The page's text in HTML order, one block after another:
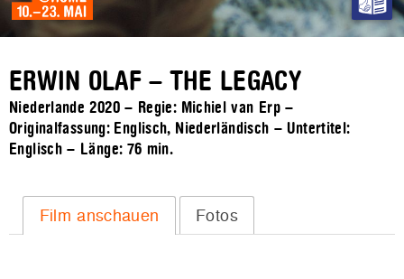
ERWIN OLAF – THE LEGACY
Niederlande 2020 – Regie: Michiel van Erp –
Originalfassung: Englisch, Niederländisch – Untertitel:
Englisch – Länge: 76 min.
Film anschauen Fotos